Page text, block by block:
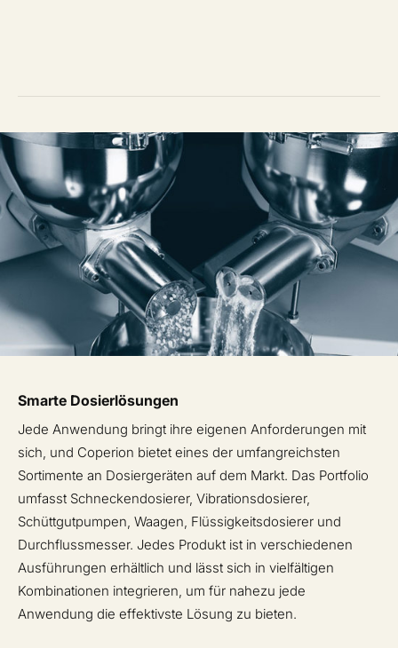
Smarte Dosierlösungen
Jede Anwendung bringt ihre eigenen Anforderungen mit
sich, und Coperion bietet eines der umfangreichsten
Sortimente an Dosiergeräten auf dem Markt. Das Portfolio
umfasst Schneckendosierer, Vibrationsdosierer,
Schüttgutpumpen, Waagen, Flüssigkeitsdosierer und
Durchflussmesser. Jedes Produkt ist in verschiedenen
Ausführungen erhältlich und lässt sich in vielfältigen
Kombinationen integrieren, um für nahezu jede
Anwendung die effektivste Lösung zu bieten.